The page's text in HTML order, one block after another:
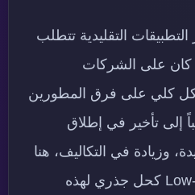
التقليدية تتطلب
كان على الشركات
كلي على فرق المطورين
إلى تأخير في إطلاق
وزيادة في التكاليف، هنا
يأتي دور Low-code/No-code كحل جذري لهذه